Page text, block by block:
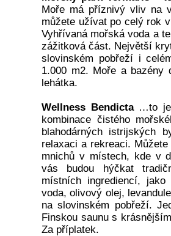
Moře má příznivý vliv na
můžete užívat po celý rok
Vyhřívaná mořská voda a
zážitková část. Největší
slovinském pobřeží i
1.000 m2. Moře a bazény
lehátka.
Wellness Bendicta…to je
kombinace čistého
blahodárných istrijských
relaxaci a rekreaci.
mnichů v místech, kde v
vás budou hýčkat
místních ingrediencí,
voda, olivový olej,
na slovinském pobřeží.
Finskou saunu s
Za příplatek.